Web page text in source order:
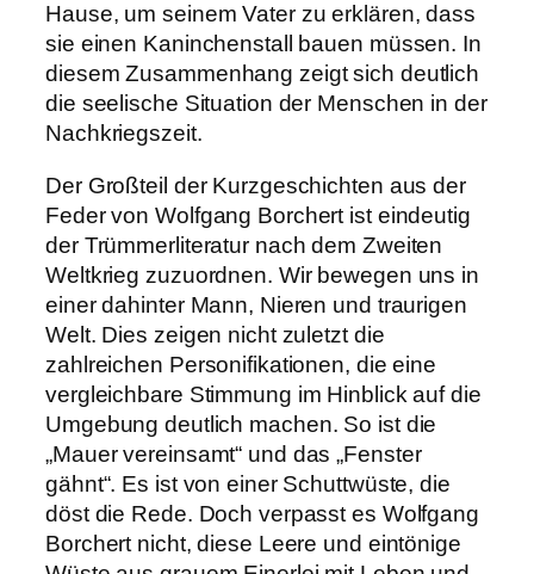
Hause, um seinem Vater zu erklären, dass
sie einen Kaninchenstall bauen müssen. In
diesem Zusammenhang zeigt sich deutlich
die seelische Situation der Menschen in der
Nachkriegszeit.
Der Großteil der Kurzgeschichten aus der
Feder von Wolfgang Borchert ist eindeutig
der Trümmerliteratur nach dem Zweiten
Weltkrieg zuzuordnen. Wir bewegen uns in
einer dahinter Mann, Nieren und traurigen
Welt. Dies zeigen nicht zuletzt die
zahlreichen Personifikationen, die eine
vergleichbare Stimmung im Hinblick auf die
Umgebung deutlich machen. So ist die
„Mauer vereinsamt“ und das „Fenster
gähnt“. Es ist von einer Schuttwüste, die
döst die Rede. Doch verpasst es Wolfgang
Borchert nicht, diese Leere und eintönige